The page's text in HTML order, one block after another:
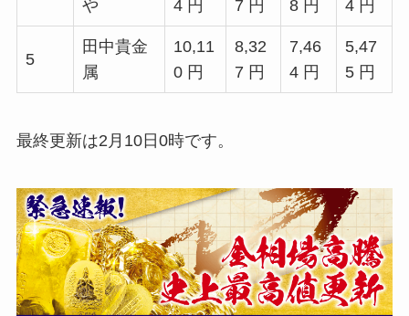
や
4 円
7 円
8 円
4 円
5
田中貴金
属
10,11
0 円
8,32
7 円
7,46
4 円
5,47
5 円
最終更新は2月10日0時です。